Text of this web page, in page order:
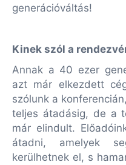
generációváltás!
Kinek szól a
Annak a 40 ezer
azt már elkezdett
szólunk a
teljes átadásig, de a
már elindult.
átadni, amelyek
kerülhetnek el, s